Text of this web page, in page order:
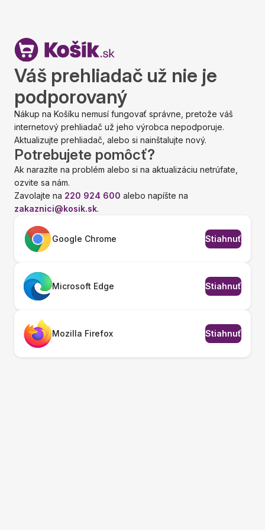
Váš prehliadač už nie je
podporovaný
Nákup na Košíku nemusí fungovať správne, pretože váš
internetový prehliadač už jeho výrobca nepodporuje.
Aktualizujte prehliadač, alebo si nainštalujte nový.
Potrebujete pomôcť?
Ak narazíte na problém alebo si na aktualizáciu netrúfate,
ozvite sa nám.
Zavolajte na 220 924 600 alebo napíšte na
zakaznici@kosik.sk.
Google Chrome Stiahnuť
Microsoft Edge Stiahnuť
Mozilla Firefox Stiahnuť